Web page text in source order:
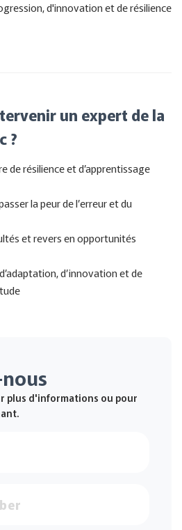
d'innovation et de résilience
un expert de la
?
de résilience et d’apprentissage
la peur de l’erreur et du
et revers en opportunités
d’innovation et de
plus d'informations ou pour